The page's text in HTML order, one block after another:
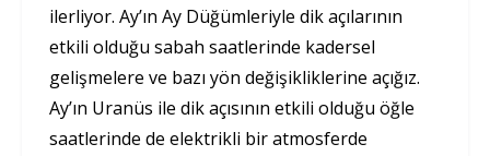
ilerliyor. Ay’ın Ay Düğümleriyle dik açılarının
etkili olduğu sabah saatlerinde kadersel
gelişmelere ve bazı yön değişikliklerine açığız.
Ay’ın Uranüs ile dik açısının etkili olduğu öğle
saatlerinde de elektrikli bir atmosferde